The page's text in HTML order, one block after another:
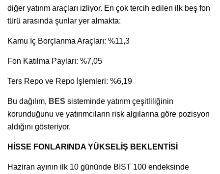
diğer yatırım araçları izliyor. En çok tercih edilen ilk beş fon
türü arasında şunlar yer almakta:
Kamu İç Borçlanma Araçları: %11,3
Fon Katılma Payları: %7,05
Ters Repo ve Repo İşlemleri: %6,19
Bu dağılım, BES sisteminde yatırım çeşitliliğinin
korunduğunu ve yatırımcıların risk algılarına göre pozisyon
aldığını gösteriyor.
HİSSE FONLARINDA YÜKSELİŞ BEKLENTİSİ
Haziran ayının ilk 10 gününde BIST 100 endeksinde